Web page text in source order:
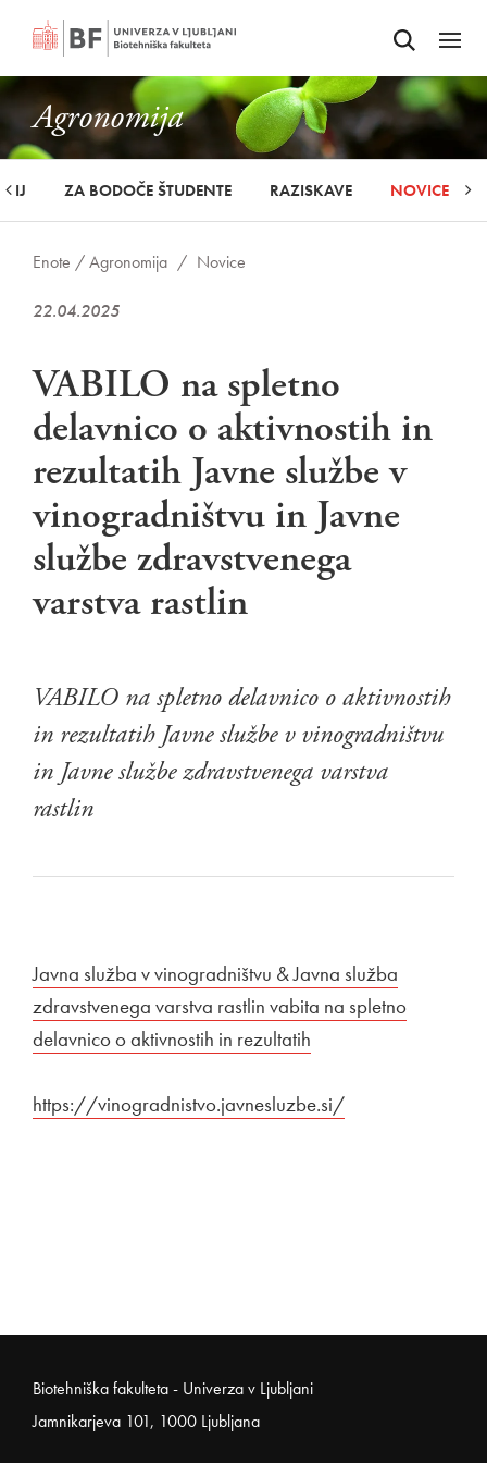
Odpri iskalnik
Odpri
Agronomija
ZA BODOČE ŠTUDENTE RAZISKAVE NOVICE
Enote /Agronomija / Novice
22.04.2025
VABILO na spletno
delavnico o aktivnostih in
rezultatih Javne službe v
vinogradništvu in Javne
službe zdravstvenega
varstva rastlin
VABILO na spletno delavnico o aktivnostih
in rezultatih Javne službe v vinogradništvu
in Javne službe zdravstvenega varstva
rastlin
Povezava na dokument
Javna služba v vinogradništvu & Javna služba
zdravstvenega varstva rastlin vabita na spletno
delavnico o aktivnostih in rezultatih
Zunanja povezava na
https://vinogradnistvo.javnesluzbe.si/
Noga strani
Biotehniška fakulteta - Univerza v Ljubljani
Jamnikarjeva 101, 1000 Ljubljana